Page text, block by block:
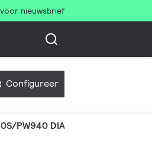
nieuwsbrief
Configureer
PW940 DIA-E HMB WH